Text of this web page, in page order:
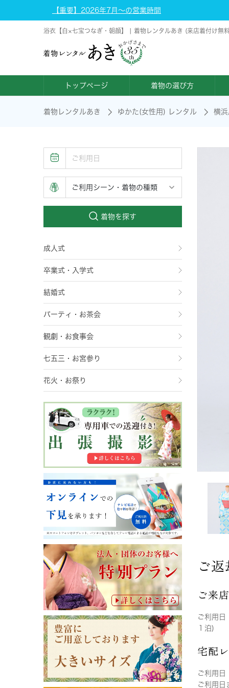
【重要】2026年7月～の営業時間
浴衣【白×七宝つなぎ・朝顔】 | 着物レンタルあき (来店着付け無
トップページ 着物の選び方
着物レンタルあき ゆかた(女性用) レンタル 横
着物を探す
成人式
卒業式・入学式
結婚式
パーティ・お茶会
観劇・お食事会
七五三・お宮参り
花火・お祭り
ご
ご来
ご利用日
１泊)
宅配
ご利用日
ご利用日